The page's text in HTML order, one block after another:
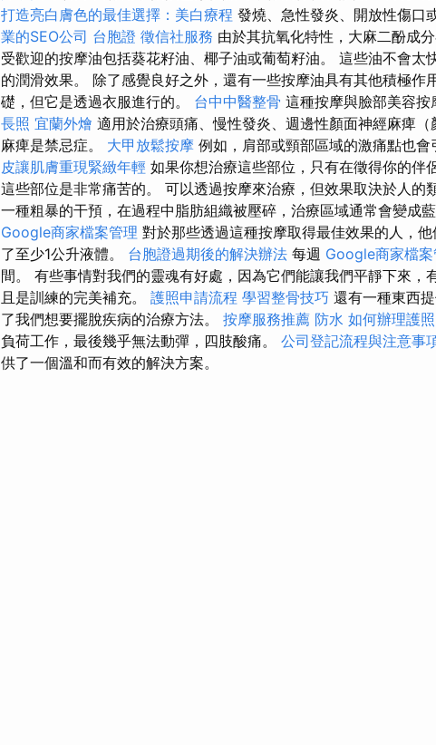
打造亮白膚色的最佳選擇：美白療程 發燒、急性發炎、開放性傷口
業的SEO公司 台胞證 徵信社服務 由於其抗氧化特性，大麻二酚成
受歡迎的按摩油包括葵花籽油、椰子油或葡萄籽油。 這些油不會太
的潤滑效果。 除了感覺良好之外，還有一些按摩油具有其他積極作
礎，但它是透過衣服進行的。 台中中醫整骨 這種按摩與臉部美容按
長照 宜蘭外燴 適用於治療頭痛、慢性發炎、週邊性顏面神經麻痺
麻痺是禁忌症。 大甲放鬆按摩 例如，肩部或頸部區域的激痛點也會
皮讓肌膚重現緊緻年輕 如果你想治療這些部位，只有在徵得你的伴
這些部位是非常痛苦的。 可以透過按摩來治療，但效果取決於人的
一種粗暴的干預，在過程中脂肪組織被壓碎，治療區域通常會變成藍
Google商家檔案管理 對於那些透過這種按摩取得最佳效果的人，
了至少1公升液體。 台胞證過期後的解決辦法 每週 Google商家檔案
間。 有些事情對我們的靈魂有好處，因為它們能讓我們平靜下來，
且是訓練的完美補充。 護照申請流程 學習整骨技巧 還有一種東西
了我們想要擺脫疾病的治療方法。 按摩服務推薦 防水 如何辦理護照
負荷工作，最後幾乎無法動彈，四肢酸痛。 公司登記流程與注意事
供了一個溫和而有效的解決方案。